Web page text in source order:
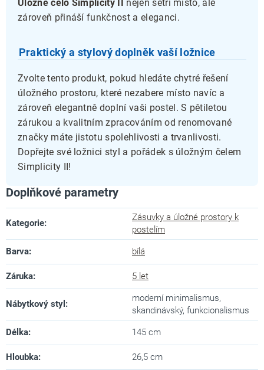
Úložné čelo Simplicity II
nejen šetří místo, ale
zároveň přináší funkčnost a eleganci.
Praktický a stylový doplněk vaší ložnice
Zvolte tento produkt, pokud hledáte chytré řešení
úložného prostoru, které nezabere místo navíc a
zároveň elegantně doplní vaši postel. S pětiletou
zárukou a kvalitním zpracováním od renomované
značky máte jistotu spolehlivosti a trvanlivosti.
Dopřejte své ložnici styl a pořádek s úložným čelem
Simplicity II!
Doplňkové parametry
Kategorie:
Zásuvky a úložné prostory k
postelím
Barva: bílá
Záruka: 5 let
Nábytkový styl :
moderní minimalismus,
skandinávský, funkcionalismus
Délka: 145 cm
Hloubka: 26,5 cm